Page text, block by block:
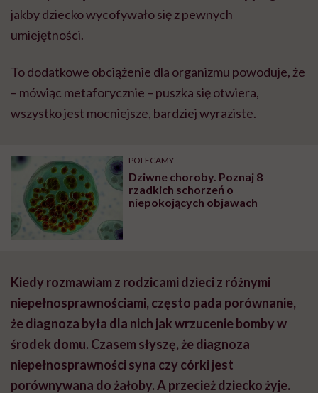
jakby dziecko wycofywało się z pewnych
umiejętności.
To dodatkowe obciążenie dla organizmu powoduje, że
– mówiąc metaforycznie – puszka się otwiera,
wszystko jest mocniejsze, bardziej wyraziste.
POLECAMY
Dziwne choroby. Poznaj 8
rzadkich schorzeń o
niepokojących objawach
Kiedy rozmawiam z rodzicami dzieci z różnymi
niepełnosprawnościami, często pada porównanie,
że diagnoza była dla nich jak wrzucenie bomby w
środek domu. Czasem słyszę, że diagnoza
niepełnosprawności syna czy córki jest
porównywana do żałoby. A przecież dziecko żyje.